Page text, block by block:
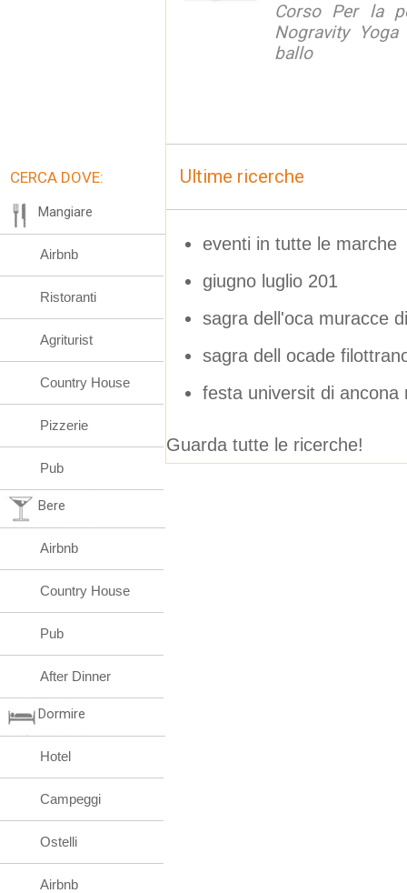
Corso Per la
Nogravity
ballo
Ultime ricerche
eventi in tutte le marche
giugno luglio 201
sagra dell'oca muracce
sagra dell ocade
festa universit di ancona
Guarda tutte le ricerche!
CERCA DOVE:
Mangiare
Airbnb
Ristoranti
Agriturist
Country House
Pizzerie
Pub
Bere
Airbnb
Country House
Pub
After Dinner
Dormire
Hotel
Campeggi
Ostelli
Airbnb